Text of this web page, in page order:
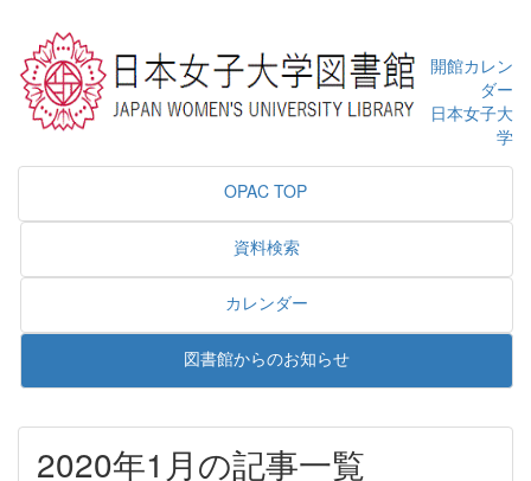
開館カレン
ダー
日本女子大
学
OPAC TOP
資料検索
カレンダー
図書館からのお知らせ
2020年1月の記事一覧